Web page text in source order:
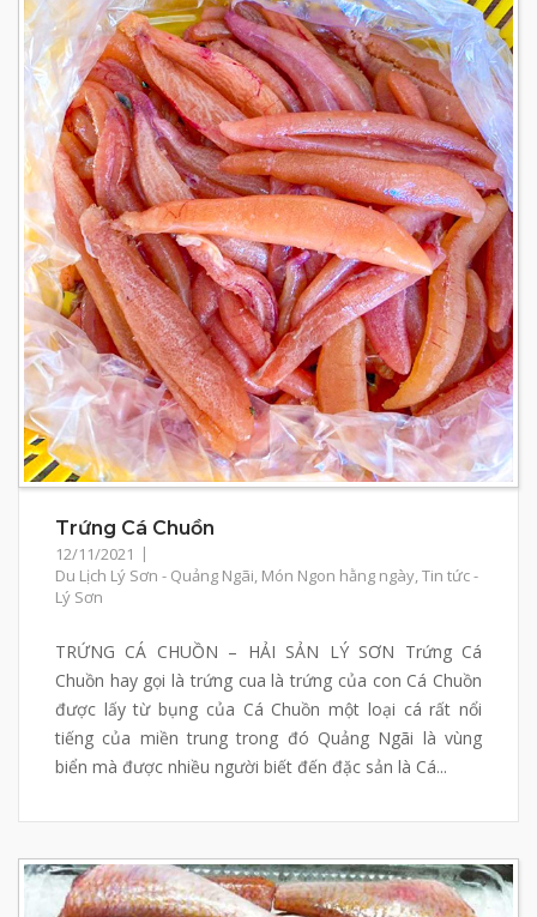
Trứng Cá Chuồn
12/11/2021
Du Lịch Lý Sơn - Quảng Ngãi, Món Ngon hằng ngày,Tin tức -
Lý Sơn
TRỨNG CÁ CHUỒN – HẢI SẢN LÝ SƠN Trứng Cá
Chuồn hay gọi là trứng cua là trứng của con Cá Chuồn
được lấy từ bụng của Cá Chuồn một loại cá rất nổi
tiếng của miền trung trong đó Quảng Ngãi là vùng
biển mà được nhiều người biết đến đặc sản là Cá...